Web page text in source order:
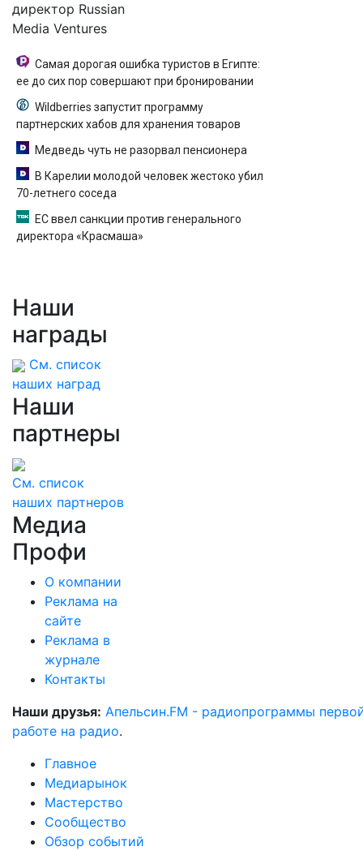
директор Russian
Media Ventures
Самая дорогая ошибка туристов в Египте:
ее до сих пор совершают при бронировании
Wildberries запустит программу
партнерских хабов для хранения товаров
Медведь чуть не разорвал пенсионера
В Карелии молодой человек жестоко убил
70-летнего соседа
ЕС ввел санкции против генерального
директора «Красмаша»
Наши
награды
См. список
наших наград
Наши
партнеры
См. список
наших партнеров
Медиа
Профи
О компании
Реклама на
сайте
Реклама в
журнале
Контакты
Наши друзья: Апельсин.FM - радиопрограммы
работе на радио.
Главное
Медиарынок
Мастерство
Сообщество
Обзор событий